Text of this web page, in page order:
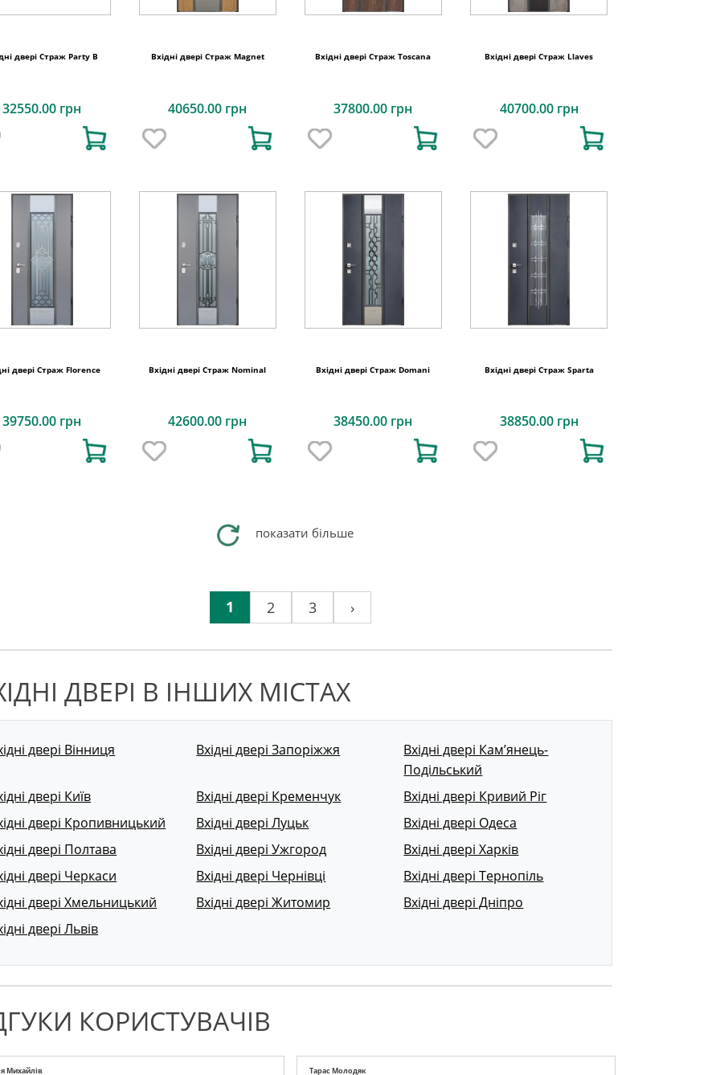
двері Страж Party B
32550.00 грн
Вхідні двері Страж Magnet
40650.00 грн
Вхідні двері Страж Toscana
37800.00 грн
Вхідні двері Страж Llaves
40700.00 грн
двері Страж Florence
39750.00 грн
Вхідні двері Страж Nominal
42600.00 грн
Вхідні двері Страж Domani
38450.00 грн
Вхідні двері Страж Sparta
38850.00 грн
показати більше
1 2 3 ›
ДВЕРІ В ІНШИХ МІСТАХ
двері Вінниця Вхідні двері Запоріжжя
Вхідні двері Кам’янець-
Подільський
двері Київ
Вхідні двері Кременчук
Вхідні двері Кривий Ріг
двері Кропивницький
Вхідні двері Луцьк
Вхідні двері Одеса
двері Полтава
Вхідні двері Ужгород
Вхідні двері Харків
двері Черкаси
Вхідні двері Чернівці
Вхідні двері Тернопіль
двері Хмельницький
Вхідні двері Житомир
Вхідні двері Дніпро
двері Львів
КОРИСТУВАЧІВ
Михайлів Тарас Молодяк